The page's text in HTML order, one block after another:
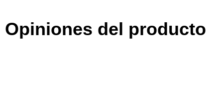
Opiniones del producto